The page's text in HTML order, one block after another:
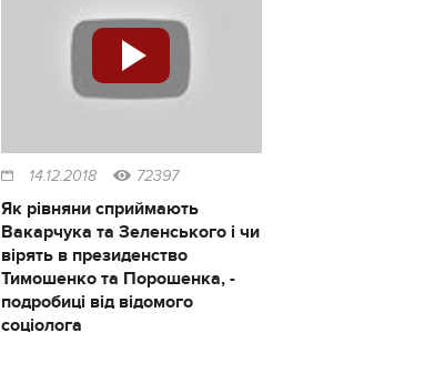
14.12.2018 72397
Як рівняни сприймають
Вакарчука та Зеленського і чи
вірять в президенство
Тимошенко та Порошенка, -
подробиці від відомого
соціолога